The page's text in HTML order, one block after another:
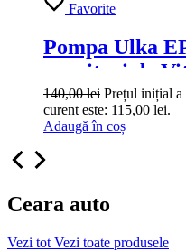
Favorite
Pompa Ulka
garnituri de
140,00lei Prețul inițial a
curent este: 115,00 lei.
Adaugă în coș
Ceara auto
Vezi tot Vezi toate produsele